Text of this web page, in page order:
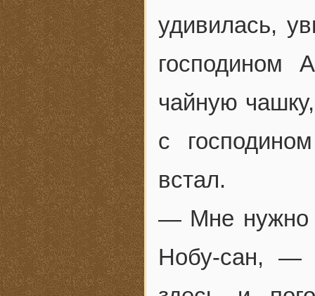
удивилась,
господином
чайную
с
встал.
— Мне нужно
Нобу-сан, —